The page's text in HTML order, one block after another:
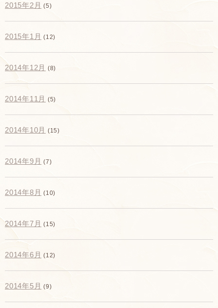
2015年2月 (5)
2015年1月 (12)
2014年12月 (8)
2014年11月 (5)
2014年10月 (15)
2014年9月 (7)
2014年8月 (10)
2014年7月 (15)
2014年6月 (12)
2014年5月 (9)